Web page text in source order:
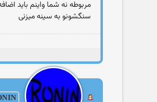
مربوطه نه شما واینم باید
سنگشونو به سینه میزنی